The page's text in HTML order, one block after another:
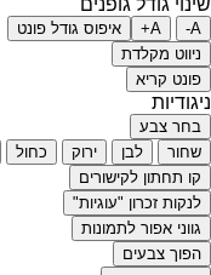
שינוי גודל גופנים
A-
A+
איפוס גודל פונט
ניווט מקלדת
פונט קריא
ניגודיות
בחר צבע
שחור
לבן ירוק כחול
קו תחתון לקישורים
לנקות זכרון "עוגיות"
גווני אפור לתמונות
הפוך צבעים